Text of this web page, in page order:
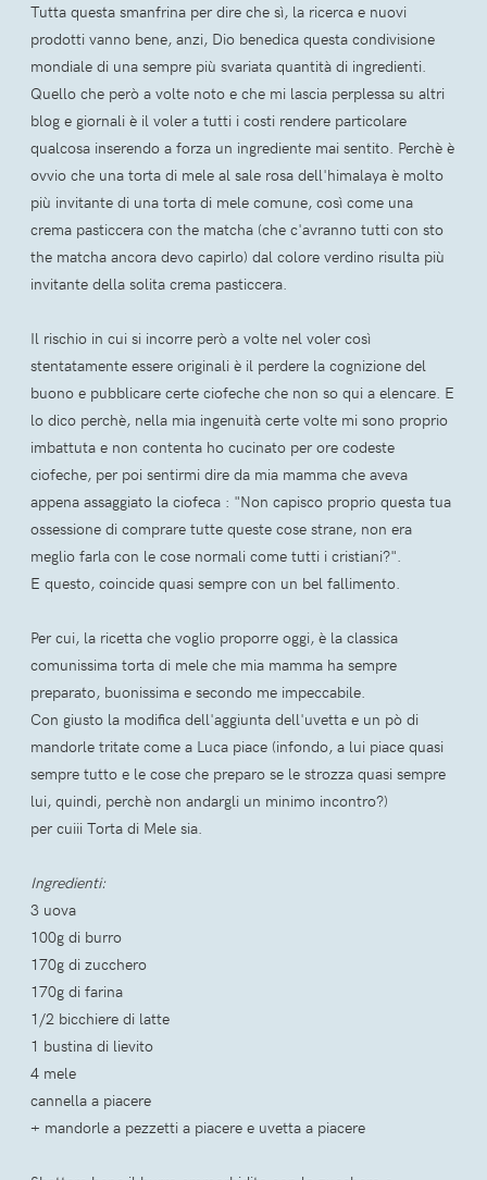
Tutta questa smanfrina per dire che sì, la ricerca e nuovi
prodotti vanno bene, anzi, Dio benedica questa condivisione
mondiale di una sempre più svariata quantità di ingredienti.
Quello che però a volte noto e che mi lascia perplessa su altri
blog e giornali è il voler a tutti i costi rendere particolare
qualcosa inserendo a forza un ingrediente mai sentito. Perchè è
ovvio che una torta di mele al sale rosa dell'himalaya è molto
più invitante di una torta di mele comune, così come una
crema pasticcera con the matcha (che c'avranno tutti con sto
the matcha ancora devo capirlo) dal colore verdino risulta più
invitante della solita crema pasticcera.
Il rischio in cui si incorre però a volte nel voler così
stentatamente essere originali è il perdere la cognizione del
buono e pubblicare certe ciofeche che non so qui a elencare. E
lo dico perchè, nella mia ingenuità certe volte mi sono proprio
imbattuta e non contenta ho cucinato per ore codeste
ciofeche, per poi sentirmi dire da mia mamma che aveva
appena assaggiato la ciofeca : "Non capisco proprio questa tua
ossessione di comprare tutte queste cose strane, non era
meglio farla con le cose normali come tutti i cristiani?".
E questo, coincide quasi sempre con un bel fallimento.
Per cui, la ricetta che voglio proporre oggi, è la classica
comunissima torta di mele che mia mamma ha sempre
preparato, buonissima e secondo me impeccabile.
Con giusto la modifica dell'aggiunta dell'uvetta e un pò di
mandorle tritate come a Luca piace (infondo, a lui piace quasi
sempre tutto e le cose che preparo se le strozza quasi sempre
lui, quindi, perchè non andargli un minimo incontro?)
per cuiii Torta di Mele sia.
Ingredienti:
3 uova
100g di burro
170g di zucchero
170g di farina
1/2 bicchiere di latte
1 bustina di lievito
4 mele
cannella a piacere
+ mandorle a pezzetti a piacere e uvetta a piacere